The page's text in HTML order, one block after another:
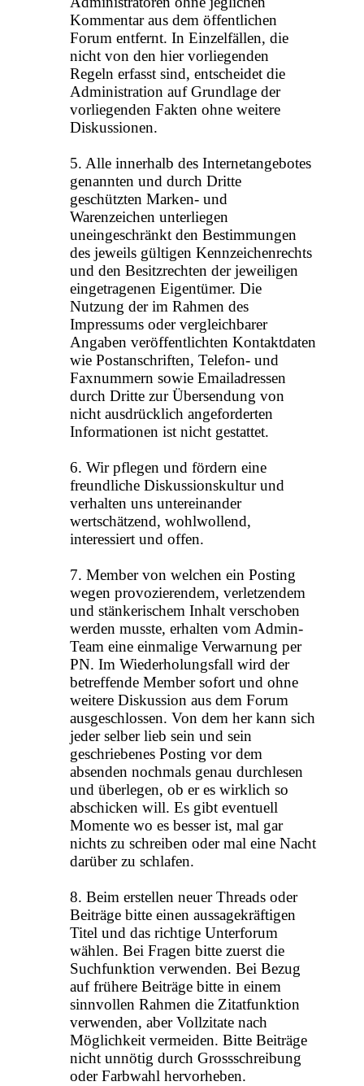
Kommentar aus dem öffentlichen
Forum entfernt. In Einzelfällen, die
nicht von den hier vorliegenden
Regeln erfasst sind, entscheidet die
Administration auf Grundlage der
vorliegenden Fakten ohne weitere
Diskussionen.
5. Alle innerhalb des Internetangebotes
genannten und durch Dritte
geschützten Marken- und
Warenzeichen unterliegen
uneingeschränkt den Bestimmungen
des jeweils gültigen Kennzeichenrechts
und den Besitzrechten der jeweiligen
eingetragenen Eigentümer. Die
Nutzung der im Rahmen des
Impressums oder vergleichbarer
Angaben veröffentlichten Kontaktdaten
wie Postanschriften, Telefon- und
Faxnummern sowie Emailadressen
durch Dritte zur Übersendung von
nicht ausdrücklich angeforderten
Informationen ist nicht gestattet.
6. Wir pflegen und fördern eine
freundliche Diskussionskultur und
verhalten uns untereinander
wertschätzend, wohlwollend,
interessiert und offen.
7. Member von welchen ein Posting
wegen provozierendem, verletzendem
und stänkerischem Inhalt verschoben
werden musste, erhalten vom Admin-
Team eine einmalige Verwarnung per
PN. Im Wiederholungsfall wird der
betreffende Member sofort und ohne
weitere Diskussion aus dem Forum
ausgeschlossen. Von dem her kann sich
jeder selber lieb sein und sein
geschriebenes Posting vor dem
absenden nochmals genau durchlesen
und überlegen, ob er es wirklich so
abschicken will. Es gibt eventuell
Momente wo es besser ist, mal gar
nichts zu schreiben oder mal eine Nacht
darüber zu schlafen.
8. Beim erstellen neuer Threads oder
Beiträge bitte einen aussagekräftigen
Titel und das richtige Unterforum
wählen. Bei Fragen bitte zuerst die
Suchfunktion verwenden. Bei Bezug
auf frühere Beiträge bitte in einem
sinnvollen Rahmen die Zitatfunktion
verwenden, aber Vollzitate nach
Möglichkeit vermeiden. Bitte Beiträge
nicht unnötig durch Grossschreibung
oder Farbwahl hervorheben.